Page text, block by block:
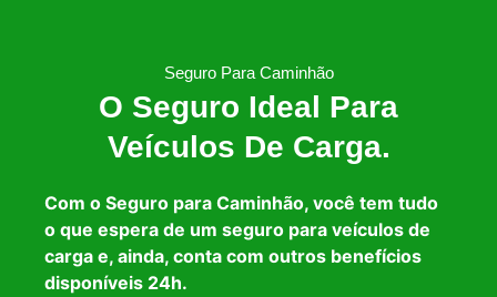
Seguro Para Caminhão
O Seguro Ideal Para
Veículos De Carga.
Com o Seguro para Caminhão, você tem tudo
o que espera de um seguro para veículos de
carga e, ainda, conta com outros benefícios
disponíveis 24h.